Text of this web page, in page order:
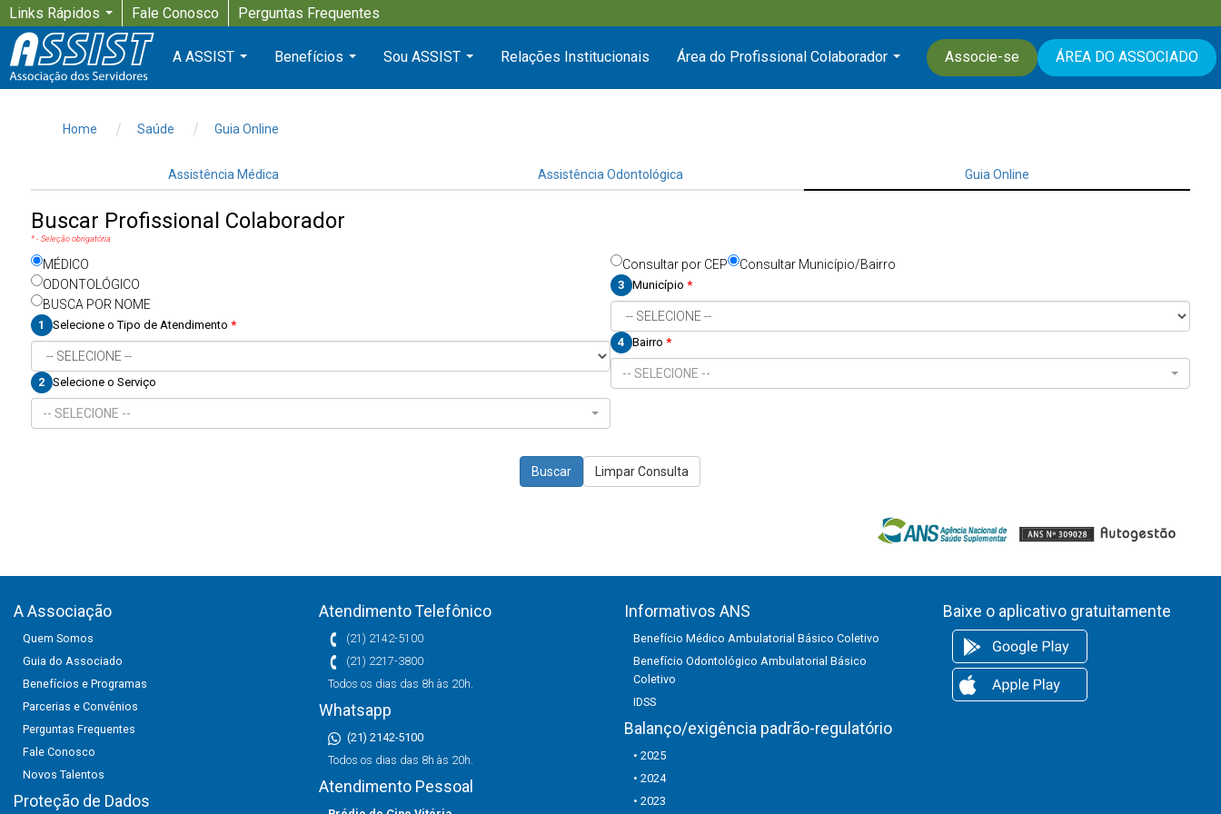
Links Rápidos
...
Fale Conosco Perguntas Frequentes
A ASSIST Benefícios Sou ASSIST Relações Institucionais Área do Profissional Colaborador Associe-se ÁREA DO ASSOCIADO
Home Saúde Guia Online
Assistência Médica Assistência Odontológica Guia Online
Buscar Profissional Colaborador
* - Seleção obrigatória
MÉDICO
ODONTOLÓGICO
BUSCA POR NOME
1 Selecione o Tipo de Atendimento *
2 Selecione o Serviço
-- SELECIONE --
Consultar por CEP Consultar Município/Bairro
3 Município *
4 Bairro *
-- SELECIONE --
Buscar Limpar Consulta
A Associação
Quem Somos
Guia do Associado
Benefícios e Programas
Parcerias e Convênios
Perguntas Frequentes
Fale Conosco
Novos Talentos
Proteção de Dados
Atendimento Telefônico
(21) 2142-5100
(21) 2217-3800
Todos os dias das 8h às 20h.
Whatsapp
(21) 2142-5100
Todos os dias das 8h às 20h.
Atendimento Pessoal
Informativos ANS
Benefício Médico Ambulatorial Básico Coletivo
Benefício Odontológico Ambulatorial Básico
Coletivo
IDSS
Balanço/exigência padrão-regulatório
• 2025
• 2024
• 2023
Baixe o aplicativo gratuitamente